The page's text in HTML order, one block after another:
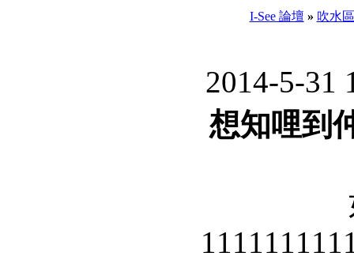
I-See 論壇 » 吹水區
2014-5-31
想知哩到